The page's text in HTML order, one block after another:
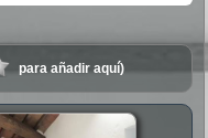
para añadir aquí)